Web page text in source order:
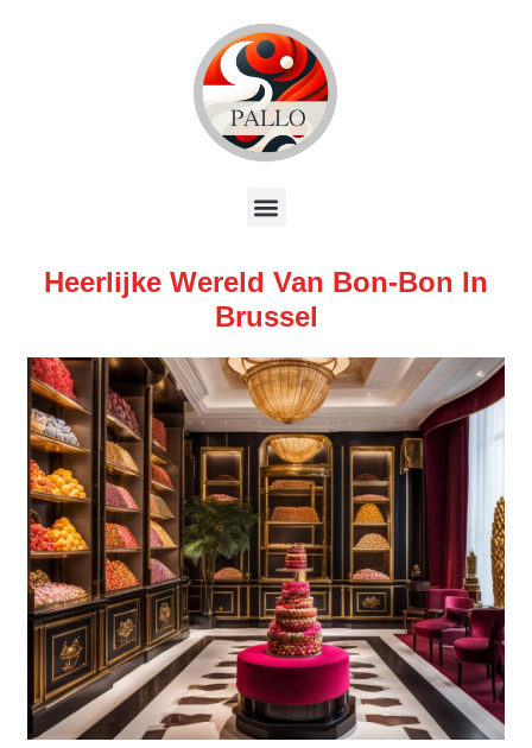
Heerlijke Wereld Van Bon-Bon In
Brussel